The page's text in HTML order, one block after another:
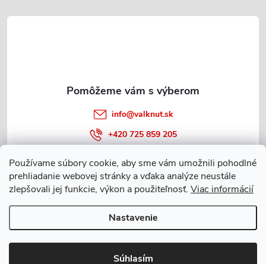
Používame súbory cookie, aby sme vám umožnili pohodlné
prehliadanie webovej stránky a vďaka analýze neustále
zlepšovali jej funkcie, výkon a použiteľnosť. Viac informácií
Nastavenie
Súhlasím
t
Informácie o nákupe
info@valknut.sk
+420 725 859 205
Copyright 2026Valknut.sk. Všetky práva vyhradené.Upraviť nastavenie
cookies